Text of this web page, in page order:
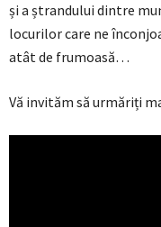
și a ștrandului dintre
locurilor care ne
atât de frumoasă…
Vă invităm să urmăriți